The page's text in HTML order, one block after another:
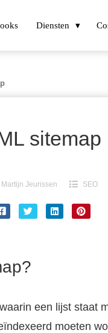
Diensten
sitemap
Martijn Jeurissen SEO
een lijst staat
moeten